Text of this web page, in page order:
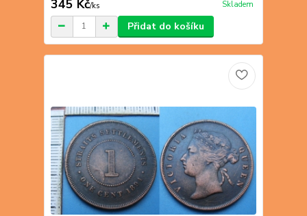
345 Kč/ks Skladem
Přidat do košíku